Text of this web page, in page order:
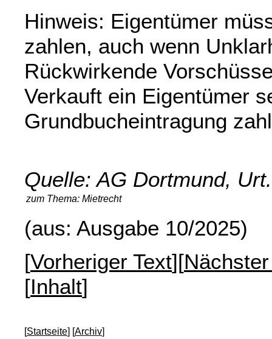
Hinweis: Eigentümer
zahlen, auch wenn
Rückwirkende
Verkauft ein Eigentümer
Grundbucheintragung
Quelle: AG Dortmund,
zum Thema: Mietrecht
(aus: Ausgabe 10/2025)
[Vorheriger Text][
[Inhalt]
[Startseite] [Archiv]